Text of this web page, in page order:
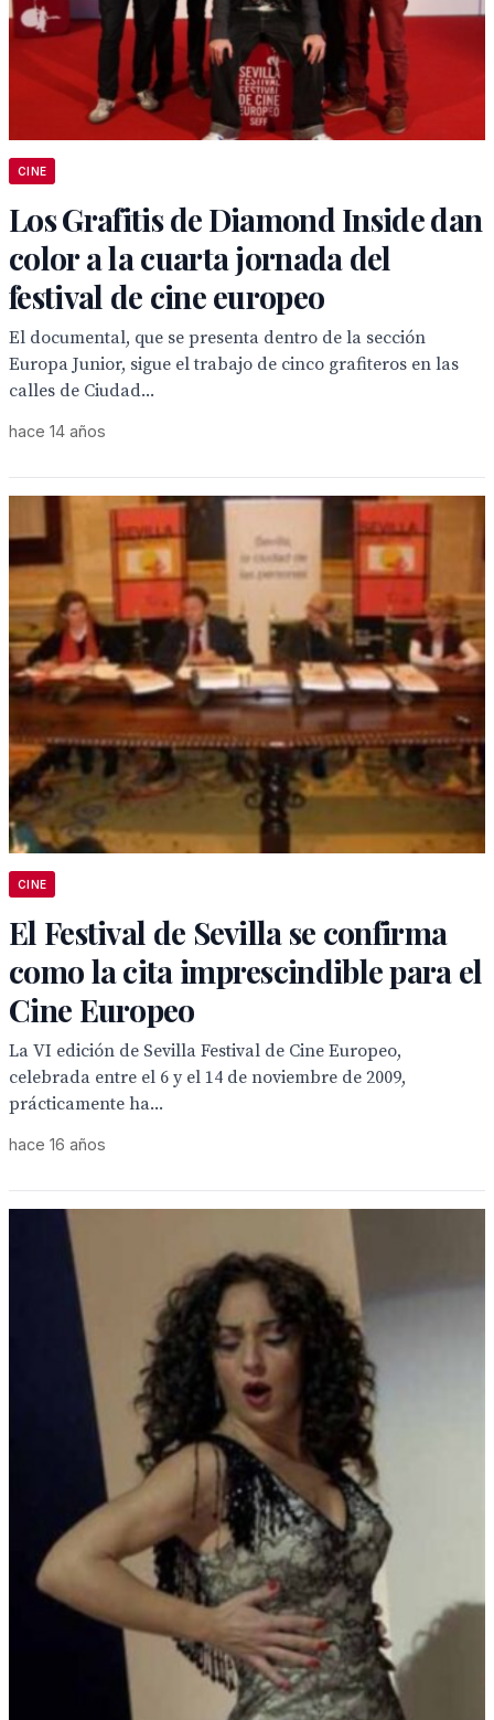
CINE
Los Grafitis de Diamond Inside dan
color a la cuarta jornada del
festival de cine europeo
El documental, que se presenta dentro de la sección
Europa Junior, sigue el trabajo de cinco grafiteros en las
calles de Ciudad...
hace 14 años
CINE
El Festival de Sevilla se confirma
como la cita imprescindible para el
Cine Europeo
La VI edición de Sevilla Festival de Cine Europeo,
celebrada entre el 6 y el 14 de noviembre de 2009,
prácticamente ha...
hace 16 años